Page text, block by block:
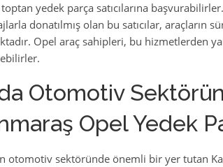
yedek parça satıcılarına
donatılmış olan bu satıcılar, araçların
Opel araç sahipleri, bu hizmetlerden
Otomotiv
Opel Yedek
otomotiv sektöründe önemli bir yer tutan